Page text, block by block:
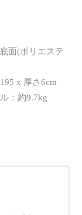
面(ポリエステ
x 厚さ6cm
：約9.7kg